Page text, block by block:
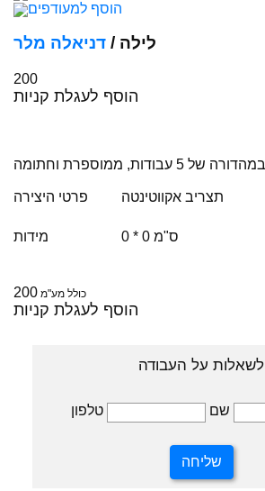
הוסף למעודפים
לילה / דניאלה מלר
200
הוסף לעגלת קניות
פרטי היצירה תצריב אקווטינטה
מידות 0 * 0 ס"מ
200 כולל מע"מ
הוסף לעגלת קניות
לשאלות על העבודה
שם